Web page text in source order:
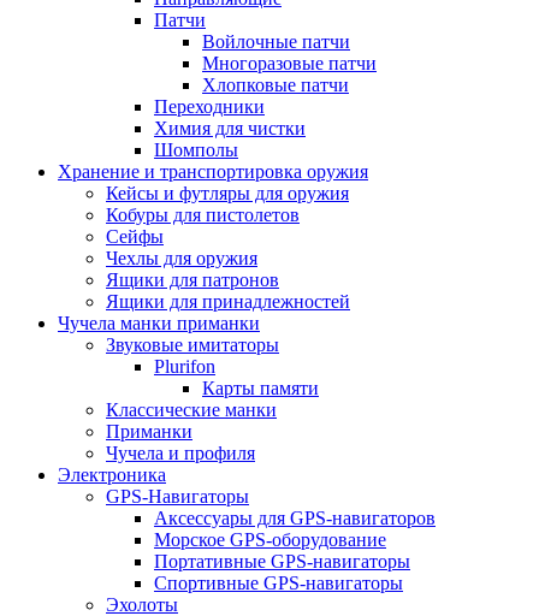
Патчи
Войлочные патчи
Многоразовые патчи
Хлопковые патчи
Переходники
Химия для чистки
Шомполы
Хранение и транспортировка оружия
Кейсы и футляры для оружия
Кобуры для пистолетов
Сейфы
Чехлы для оружия
Ящики для патронов
Ящики для принадлежностей
Чучела манки приманки
Звуковые имитаторы
Plurifon
Карты памяти
Классические манки
Приманки
Чучела и профиля
Электроника
GPS-Навигаторы
Аксессуары для GPS-навигаторов
Морское GPS-оборудование
Портативные GPS-навигаторы
Спортивные GPS-навигаторы
Эхолоты